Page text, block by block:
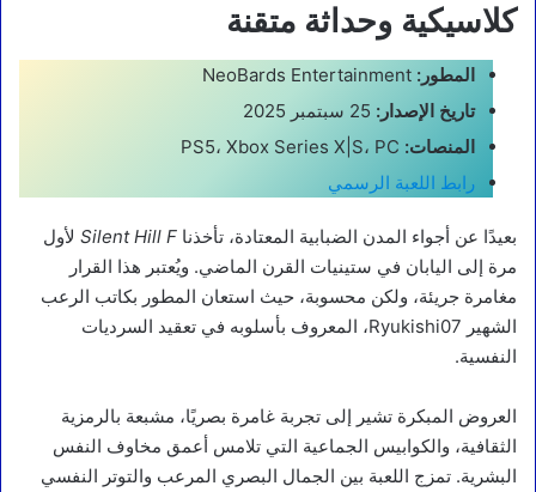
كلاسيكية وحداثة متقنة
المطور:
تاريخ الإصدار:
المنصات:
رابط اللعبة الرسمي
بعيدًا عن أجواء المدن الضبابية المعتادة، تأخذنا Silent Hill F لأول
مرة إلى اليابان في ستينيات القرن الماضي. ويُعتبر هذا القرار
مغامرة جريئة، ولكن محسوبة، حيث استعان المطور بكاتب الرعب
الشهير Ryukishi07، المعروف بأسلوبه في تعقيد السرديات
النفسية.
العروض المبكرة تشير إلى تجربة غامرة بصريًا، مشبعة بالرمزية
الثقافية، والكوابيس الجماعية التي تلامس أعمق مخاوف النفس
البشرية. تمزج اللعبة بين الجمال البصري المرعب والتوتر النفسي